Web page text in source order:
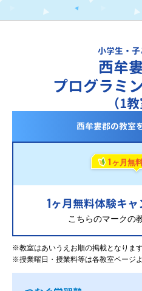
小学生・
西牟
プログラミ
（1教
西牟婁郡の教室
1 ヶ月無
1ヶ月無料体験キャ
こちらのマークの
※教室はあいうえお順の掲載となります
※授業曜日・授業料等は各教室ページ